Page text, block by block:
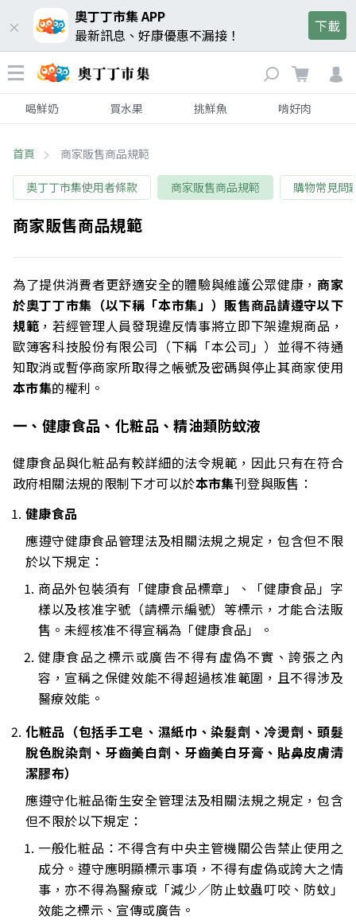
奧丁丁市集 APP
最新訊息、好康優惠不漏接！
下載
喝鮮奶 買水果 挑鮮魚 啃好肉
首頁 商家販售商品規範
奧丁丁市集使用者條款 商家販售商品規範 購物常見問
商家販售商品規範
為了提供消費者更舒適安全的體驗與維護公眾健康， 商家
於奧丁丁市集（以下稱「本市集」）販售商品請遵守以下
規範，若經管理人員發現違反情事將立即下架違規商品，
歐簿客科技股份有限公司（下稱「本公司」）並得不待通
知取消或暫停商家所取得之帳號及密碼與停止其商家使用
本市集的權利。
一、健康食品、化粧品、精油類防蚊液
健康食品與化粧品有較詳細的法令規範，因此只有在符合
政府相關法規的限制下才可以於本市集刊登與販售：
健康食品
應遵守健康食品管理法及相關法規之規定，包含但不限
於以下規定：
商品外包裝須有「健康食品標章」、「健康食品」字
樣以及核准字號（請標示編號）等標示，才能合法販
售。未經核准不得宣稱為「健康食品」。
健康食品之標示或廣告不得有虛偽不實、誇張之內
容，宣稱之保健效能不得超過核准範圍，且不得涉及
醫療效能。
化粧品（包括手工皂、濕紙巾、染髮劑、冷燙劑、頭髮
脫色脫染劑、牙齒美白劑、牙齒美白牙膏、貼鼻皮膚清
潔膠布）
應遵守化粧品衛生安全管理法及相關法規之規定，包含
但不限於以下規定：
一般化粧品：不得含有中央主管機關公告禁止使用之
成分。遵守應明顯標示事項，不得有虛偽或誇大之情
事，亦不得為醫療或「減少／防止蚊蟲叮咬、防蚊」
效能之標示、宣傳或廣告。